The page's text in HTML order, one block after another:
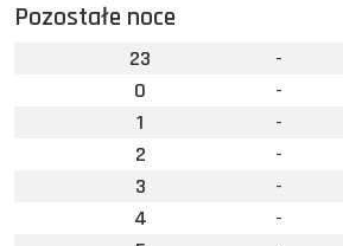
Pozostałe noce
23
-
0
-
1
-
2
-
3
-
4
-